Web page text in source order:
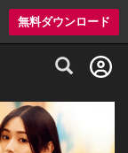
無料ダウンロード
ムレストラン予約